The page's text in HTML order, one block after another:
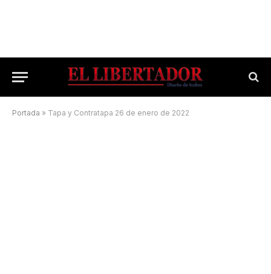
Portada » Tapa y Contratapa 26 de enero de 2022